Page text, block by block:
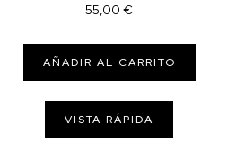
55,00€
AÑADIR AL CARRITO
VISTA RÁPIDA